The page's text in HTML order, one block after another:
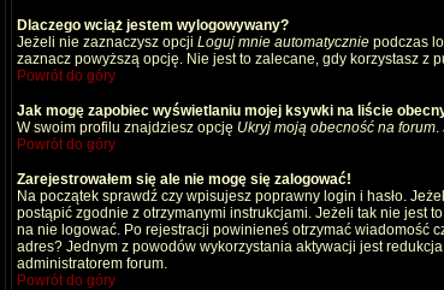
Dlaczego wciąż jestem wylogowywany?
Jeżeli nie zaznaczysz opcji Loguj mnie automatycznie podczas
zaznacz powyższą opcję. Nie jest to zalecane, gdy korzystasz
Powrót do góry
Jak mogę zapobiec wyświetlaniu mojej ksywki na liście
W swoim profilu znajdziesz opcję Ukryj moją obecność na forum.
Powrót do góry
Zarejestrowałem się ale nie mogę się zalogować!
Na początek sprawdź czy wpisujesz poprawny login i hasło.
postąpić zgodnie z otrzymanymi instrukcjami. Jeżeli tak nie jest
na nie logować. Po rejestracji powinieneś otrzymać wiadomość
adres? Jednym z powodów wykorzystania aktywacji jest
administratorem forum.
Powrót do góry